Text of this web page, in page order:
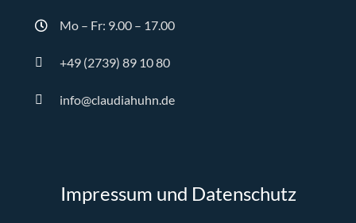
Mo – Fr: 9.00 – 17.00
+49 (2739) 89 10 80
info@claudiahuhn.de
Impressum und Datenschutz